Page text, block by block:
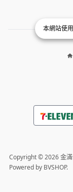
本網站使用
Copyright © 2026 金
Powered by BVSHOP.